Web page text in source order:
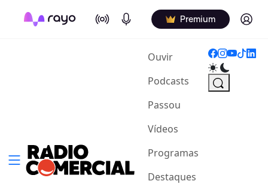
On Air Podcasts Premium Log in
Ouvir(current)
Podcasts
Passou
Vídeos
Programas
Destaques